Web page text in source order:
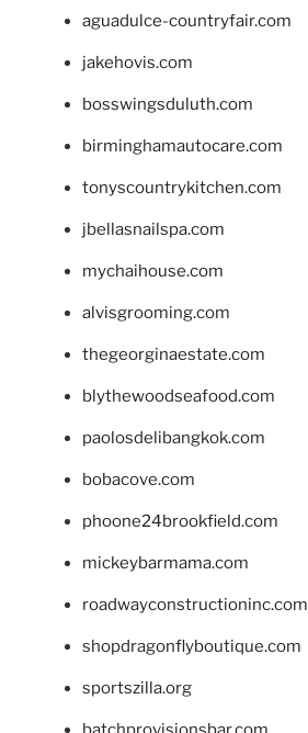
aguadulce-countryfair.com
jakehovis.com
bosswingsduluth.com
birminghamautocare.com
tonyscountrykitchen.com
jbellasnailspa.com
mychaihouse.com
alvisgrooming.com
thegeorginaestate.com
blythewoodseafood.com
paolosdelibangkok.com
bobacove.com
phoone24brookfield.com
mickeybarmama.com
roadwayconstructioninc.com
shopdragonflyboutique.com
sportszilla.org